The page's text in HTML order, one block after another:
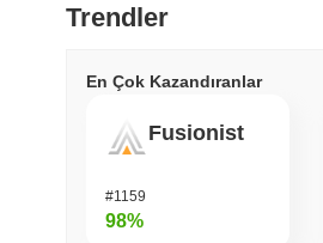
Trendler
En Çok Kazandıranlar
Fusionist
#1159
98%